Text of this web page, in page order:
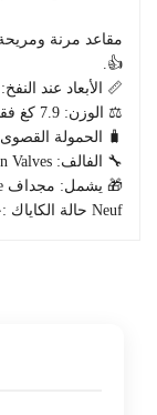
مقاعد مرنة ومريحة
👍.
📏 الأبعاد عند النفخ: 313 × 83 سم
⚖️ الوزن: 7.9 كغ فقط
🧳 الحمولة القصوى: 160
🔧 الفالف: Boston Valves + مؤشر ضغط
🎁 يشمل: مجداف Kayak Paddle + 🌬️نفاخ هوائي
Neuf حالة الكاياك :جديد